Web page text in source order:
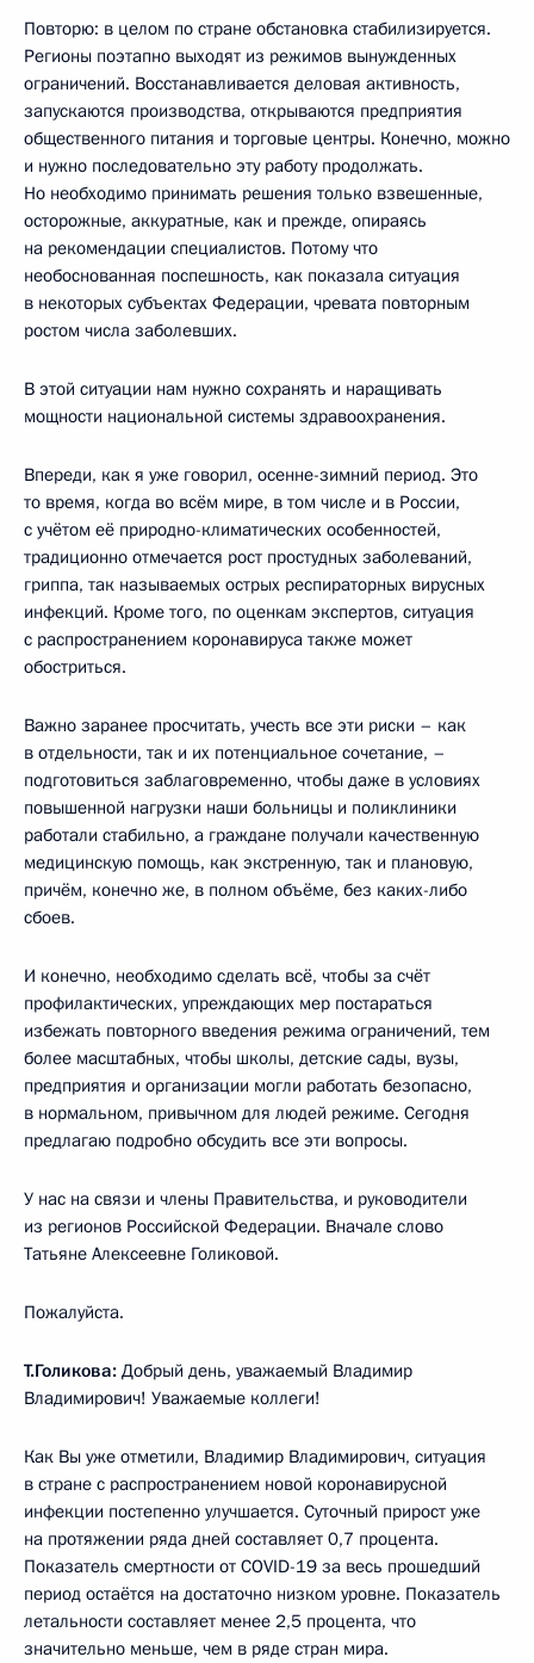
Повторю: в целом по стране обстановка стабилизируется.
Регионы поэтапно выходят из режимов вынужденных
ограничений. Восстанавливается деловая активность,
запускаются производства, открываются предприятия
общественного питания и торговые центры. Конечно, можно
и нужно последовательно эту работу продолжать.
Но необходимо принимать решения только взвешенные,
осторожные, аккуратные, как и прежде, опираясь
на рекомендации специалистов. Потому что
необоснованная поспешность, как показала ситуация
в некоторых субъектах Федерации, чревата повторным
ростом числа заболевших.
В этой ситуации нам нужно сохранять и наращивать
мощности национальной системы здравоохранения.
Впереди, как я уже говорил, осенне-зимний период. Это
то время, когда во всём мире, в том числе и в России,
с учётом её природно-климатических особенностей,
традиционно отмечается рост простудных заболеваний,
гриппа, так называемых острых респираторных вирусных
инфекций. Кроме того, по оценкам экспертов, ситуация
с распространением коронавируса также может
обостриться.
Важно заранее просчитать, учесть все эти риски – как
в отдельности, так и их потенциальное сочетание, –
подготовиться заблаговременно, чтобы даже в условиях
повышенной нагрузки наши больницы и поликлиники
работали стабильно, а граждане получали качественную
медицинскую помощь, как экстренную, так и плановую,
причём, конечно же, в полном объёме, без каких-либо
сбоев.
И конечно, необходимо сделать всё, чтобы за счёт
профилактических, упреждающих мер постараться
избежать повторного введения режима ограничений, тем
более масштабных, чтобы школы, детские сады, вузы,
предприятия и организации могли работать безопасно,
в нормальном, привычном для людей режиме. Сегодня
предлагаю подробно обсудить все эти вопросы.
У нас на связи и члены Правительства, и руководители
из регионов Российской Федерации. Вначале слово
Татьяне Алексеевне Голиковой.
Пожалуйста.
Т.Голикова: Добрый день, уважаемый Владимир
Владимирович! Уважаемые коллеги!
Как Вы уже отметили, Владимир Владимирович, ситуация
в стране с распространением новой коронавирусной
инфекции постепенно улучшается. Суточный прирост уже
на протяжении ряда дней составляет 0,7 процента.
Показатель смертности от COVID-19 за весь прошедший
период остаётся на достаточно низком уровне. Показатель
летальности составляет менее 2,5 процента, что
значительно меньше, чем в ряде стран мира.